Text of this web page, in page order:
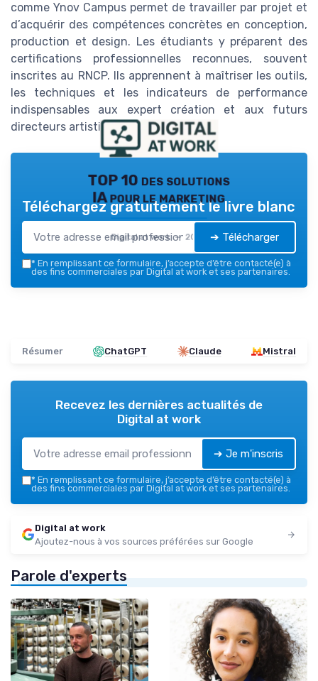
comme Ynov Campus permet de travailler par projet et
d’acquérir des compétences concrètes en conception,
production et design. Les étudiants y préparent des
certifications professionnelles reconnues, souvent
inscrites au RNCP. Ils apprennent à maîtriser les outils,
les techniques et les indicateurs de performance
indispensables aux expert création et aux futurs
directeurs artistiques.
TOP 10 des solutions
IA pour le marketing
Digital at work — 2026
Téléchargez gratuitement le livre blanc
➔ Télécharger
* En remplissant ce formulaire, j’accepte d’être contacté(e) à
des fins commerciales par Digital at work et ses partenaires.
Résumer ChatGPT Claude Mistral
Recevez les dernières actualités de
Digital at work
➔ Je m'inscris
* En remplissant ce formulaire, j’accepte d’être contacté(e) à
des fins commerciales par Digital at work et ses partenaires.
Digital at work
Ajoutez-nous à vos sources préférées sur Google
Parole d'experts